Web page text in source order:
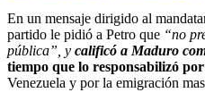
En un mensaje dirigido al
partido le pidió a Petro que “no
pública”, y calificó a Maduro
tiempo que lo responsabilizó
Venezuela y por la emigración